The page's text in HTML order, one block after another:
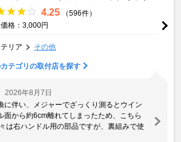
4.25
（596件）
格：3,000円
リア その他
テゴリの取付店を探す
2026年8月7日
に伴い、メジャーでざっくり測るとウイン
面から約6cm離れてしまったため、こちら
は右ハンドル用の部品ですが、裏組みで使